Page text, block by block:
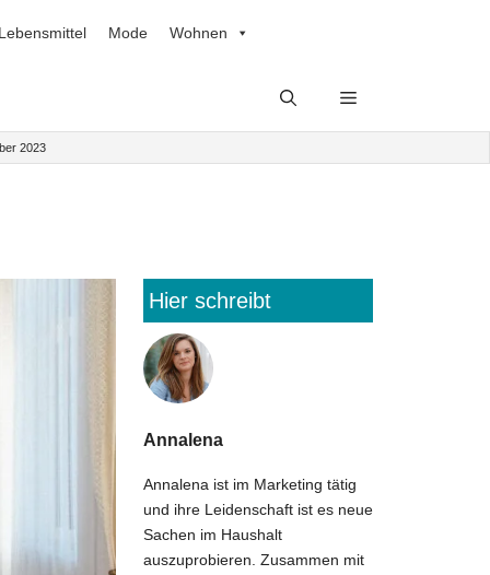
Mode Wohnen
2023
Hier schreibt
Annalena
Annalena ist im Marketing tätig
und ihre Leidenschaft ist es neue
Sachen im Haushalt
auszuprobieren. Zusammen mit